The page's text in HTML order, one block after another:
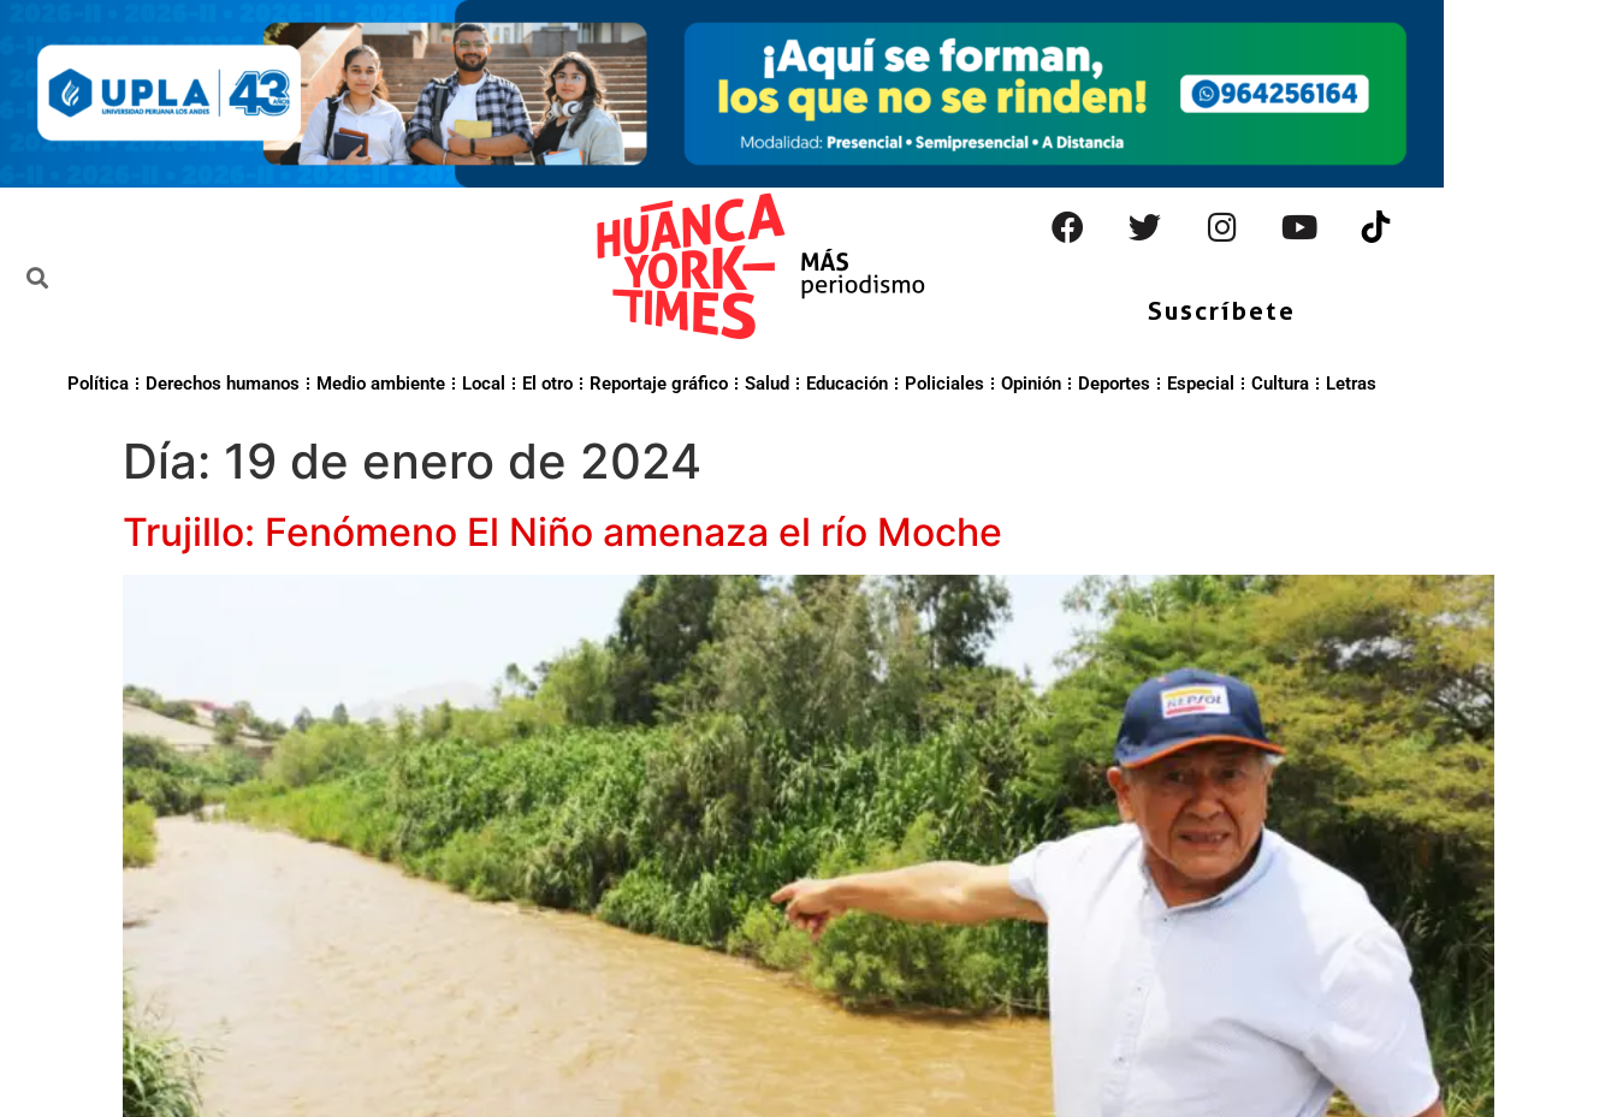
Suscríbete
Política Derechos humanos Medio ambiente Local El otro Reportaje gráfico Salud Educación Policiales Opinión Deportes Especial Cultura Letras
Día: 19 de enero de 2024
Trujillo: Fenómeno El Niño amenaza el río Moche